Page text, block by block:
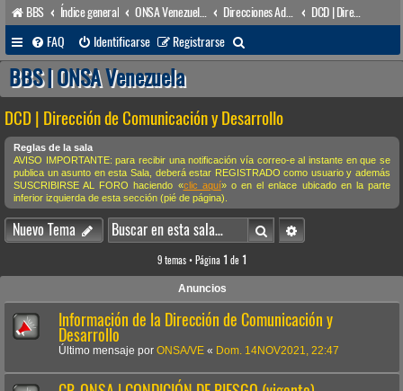
BBS Índice general Direcciones Administrativas
DCD | Dirección de Comunicación y Desarrollo
FAQ
Identificarse Registrarse
u
c
a
r
BBS | ONSA Venezuela
DCD | Dirección de Comunicación y Desarrollo
Reglas de la sala
AVISO IMPORTANTE: para recibir una notificación vía correo-e al instante en que se
publica un asunto en esta Sala, deberá estar REGISTRADO como usuario y además
SUSCRIBIRSE AL FORO haciendo «clic aquí» o en el enlace ubicado en la parte
inferior izquierda de esta sección (pié de página).
Nuevo Tema BuscarBúsqueda avanzada
9 temas • Página 1 de 1
Anuncios
Información de la Dirección de Comunicación y
Desarrollo
Último mensaje por ONSA/VE « Dom. 14NOV2021, 22:47